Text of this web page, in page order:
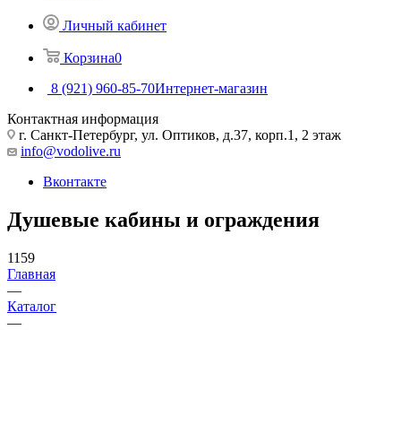
Личный кабинет
Корзина0
8 (921) 960-85-70Интернет-магазин
Контактная информация
г. Санкт-Петербург, ул. Оптиков, д.37, корп.1, 2 этаж
info@vodolive.ru
Вконтакте
Душевые кабины и ограждения
1159
Главная
—
Каталог
—